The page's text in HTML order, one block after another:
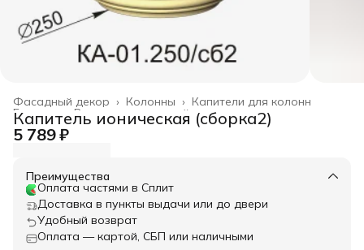
Капители для колонн
Колонны ›
Фасадный декор ›
Весь архитектурный декор ›
Главная ›
Капитель ионическая (сборка2)
5 789 ₽
Преимущества
Оплата частями в Сплит
Доставка в пункты выдачи или до двери
Удобный возврат
Оплата — картой, СБП или наличными